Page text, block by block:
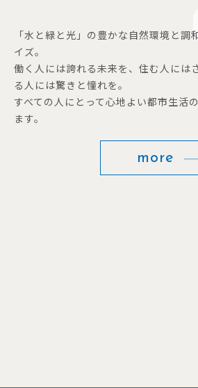
「水と緑と光」の豊かな自然環境と調
イズ。
働く人には誇れる未来を、住む人には
る人には驚きと憧れを。
すべての人にとって心地よい都市生活
ます。
more